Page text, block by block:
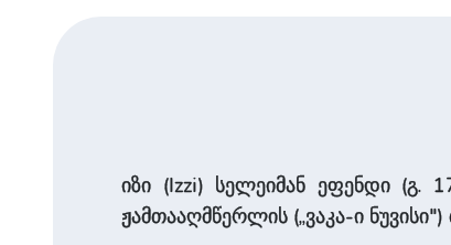
იზი (Izzi) სელეიმან ეფენდი
ჟამთააღმწერლის („ვაკა-ი